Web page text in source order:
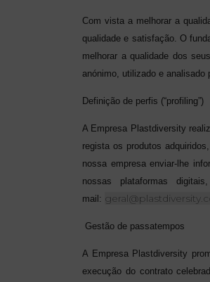
Com vista a melhorar a
qualidade e satisfação. O
melhorar a qualidade dos
anónimo, utilizado e
Definição de perfis (“profiling”)
A Empresa Plastdiversity
regista os produtos
nossa empresa enviar-lhe
nossas plataformas
mail:
Gestão de passatempos
A Empresa Plastdiversity
execução do contrato